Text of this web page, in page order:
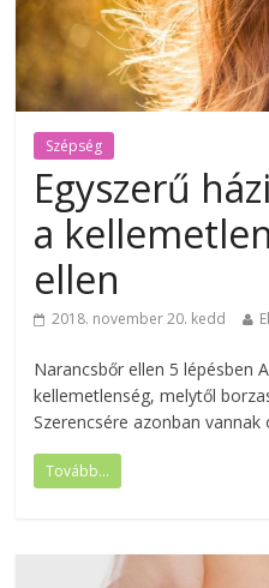
Szépség
Egyszerű
a
ellen
2018. november 20. kedd
Narancsbőr ellen 5 lépésben
kellemetlenség, melytől
Szerencsére azonban
Tovább...